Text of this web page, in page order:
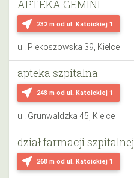
near_me 232 m od ul. Katoickiej 1
APTEKA GEMINI
ul. Piekoszowska 39, Kielce
near_me 248 m od ul. Katoickiej 1
apteka szpitalna
ul. Grunwaldzka 45, Kielce
near_me 268 m od ul. Katoickiej 1
dział farmacji szpitalnej